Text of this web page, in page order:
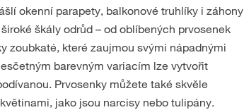
okenní parapety, balkonové truhlíky i záhony
škály odrůd – od oblíbených prvosenek
zoubkaté, které zaujmou svými nápadnými
barevným variacím lze vytvořit
Prvosenky můžete také skvěle
jako jsou narcisy nebo tulipány.